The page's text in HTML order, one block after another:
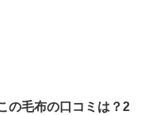
の毛布の口コミは？2